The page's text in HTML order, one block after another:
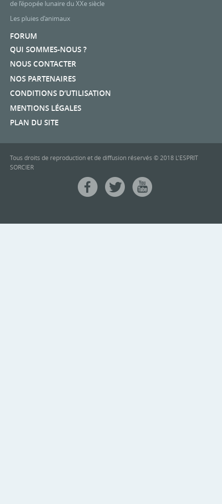
de l’épopée lunaire du XXe siècle
Les pluies d’animaux
FORUM
QUI SOMMES-NOUS ?
NOUS CONTACTER
NOS PARTENAIRES
CONDITIONS D’UTILISATION
MENTIONS LÉGALES
PLAN DU SITE
Tous droits de reproduction et de diffusion réservés © 2018 L'ESPRIT
SORCIER